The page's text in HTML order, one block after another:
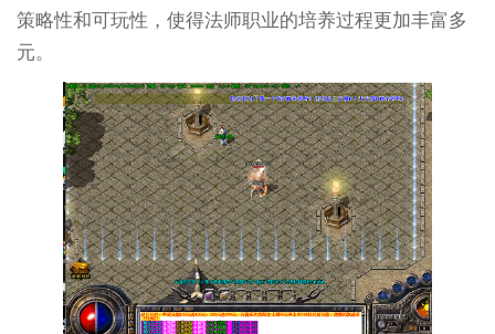
策略性和可玩性，使得法师职业的培养过程更加丰富多
元。